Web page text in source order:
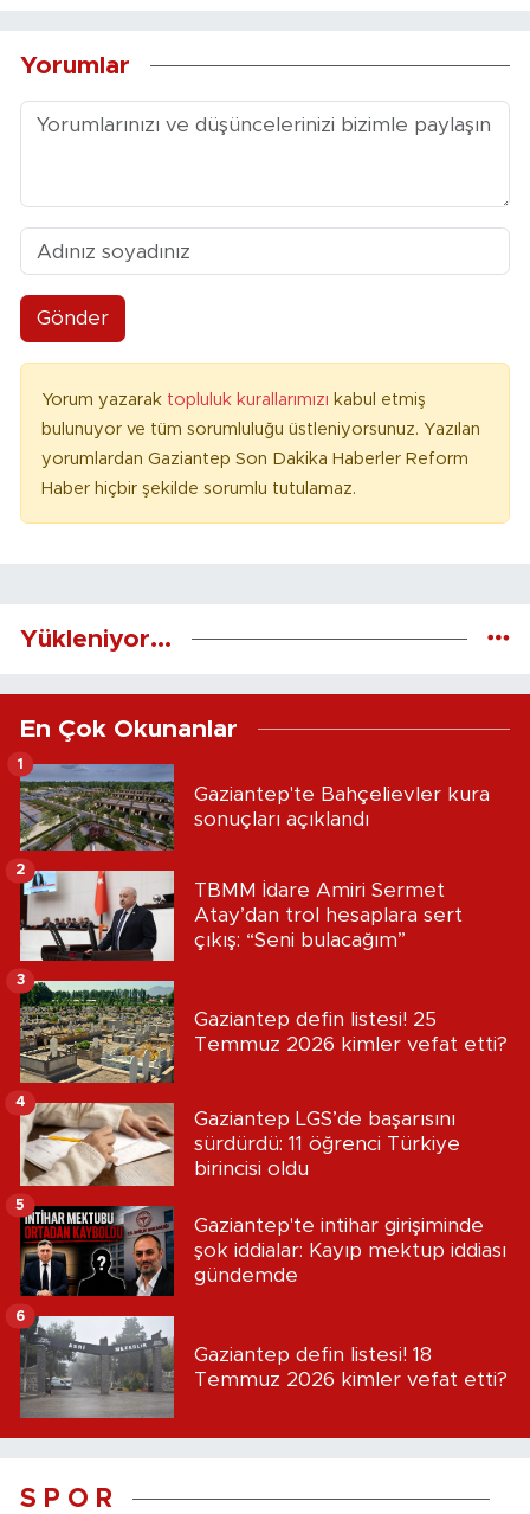
Yorumlar
Gönder
Yorum yazarak topluluk kurallarımızı kabul etmiş
bulunuyor ve tüm sorumluluğu üstleniyorsunuz. Yazılan
yorumlardan Gaziantep Son Dakika Haberler Reform
Haber hiçbir şekilde sorumlu tutulamaz.
Yükleniyor...
En Çok Okunanlar
Gaziantep'te Bahçelievler kura
sonuçları açıklandı
1
TBMM İdare Amiri Sermet
Atay’dan trol hesaplara sert
çıkış: “Seni bulacağım”
2
Gaziantep defin listesi! 25
Temmuz 2026 kimler vefat etti?
3
Gaziantep LGS’de başarısını
sürdürdü: 11 öğrenci Türkiye
birincisi oldu
4
Gaziantep'te intihar girişiminde
şok iddialar: Kayıp mektup iddiası
gündemde
5
Gaziantep defin listesi! 18
Temmuz 2026 kimler vefat etti?
6
S P O R